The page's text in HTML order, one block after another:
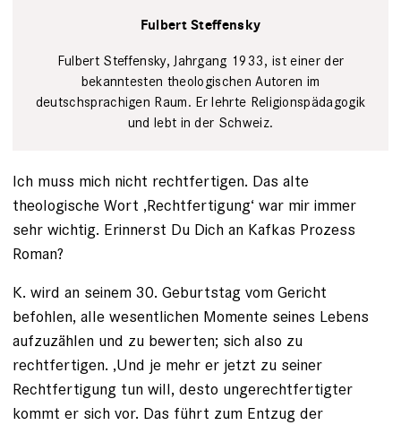
Theologe am
in Luzern
fotografiert.Sophie
Stieger
Fulbert Steffensky
Fulbert Steffensky, Jahrgang 1933, ist einer der
bekanntesten theologischen Autoren im
deutschsprachigen Raum. Er lehrte Religionspädagogik
und lebt in der Schweiz.
Ich muss mich nicht rechtfertigen. Das alte
theologische Wort ‚Rechtfertigung‘ war mir immer
sehr wichtig. Erinnerst Du Dich an Kafkas Prozess
Roman?
K. wird an seinem 30. Geburtstag vom Gericht
befohlen, alle wesentlichen Momente seines Lebens
aufzuzählen und zu bewerten; sich also zu
rechtfertigen. ‚Und je mehr er jetzt zu seiner
Rechtfertigung tun will, desto ungerechtfertigter
kommt er sich vor. Das führt zum Entzug der